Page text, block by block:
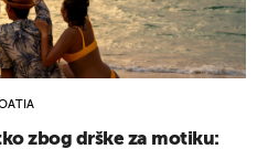
zbog drške za motiku: